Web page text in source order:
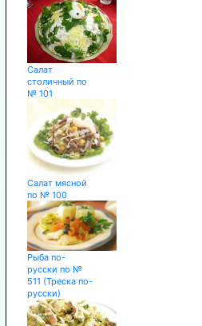
Салат
столичный по
№ 101
Салат мясной
по № 100
Рыба по-
русски по №
511 (Треска по-
русски)